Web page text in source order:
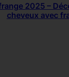
2025 –
cheveux avec